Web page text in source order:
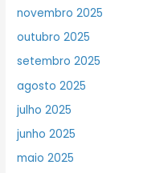
novembro 2025
outubro 2025
setembro 2025
agosto 2025
julho 2025
junho 2025
maio 2025